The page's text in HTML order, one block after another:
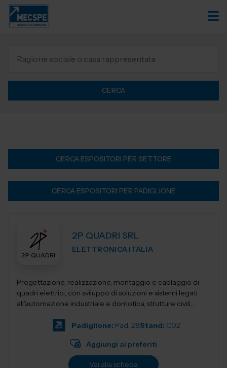
CERCA
CERCA ESPOSITORI PER SETTORE
CERCA ESPOSITORI PER PADIGLIONE
2P QUADRI SRL
ELETTRONICA ITALIA
Progettazione, realizzazione, montaggio e cablaggio di
quadri elettrici, con sviluppo di soluzioni e sistemi legati
all'automazione industriale e domotica, strutture civili,
Padiglione: Pad. 28Stand: C02
Aggiungi ai preferiti
Vai alla scheda